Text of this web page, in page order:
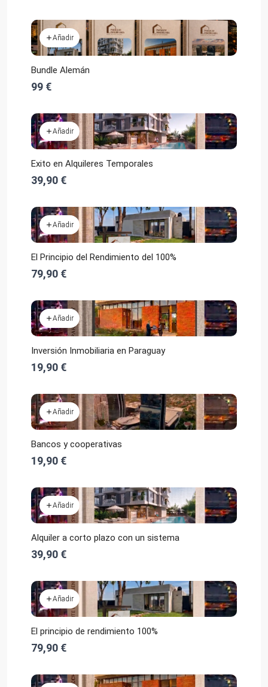
Añadir
Bundle Alemán
99 €
Añadir
Exito en Alquileres Temporales
39,90 €
Añadir
El Principio del Rendimiento del 100%
79,90 €
Añadir
Inversión Inmobiliaria en Paraguay
19,90 €
Añadir
Bancos y cooperativas
19,90 €
Añadir
Alquiler a corto plazo con un sistema
39,90 €
Añadir
El principio de rendimiento 100%
79,90 €